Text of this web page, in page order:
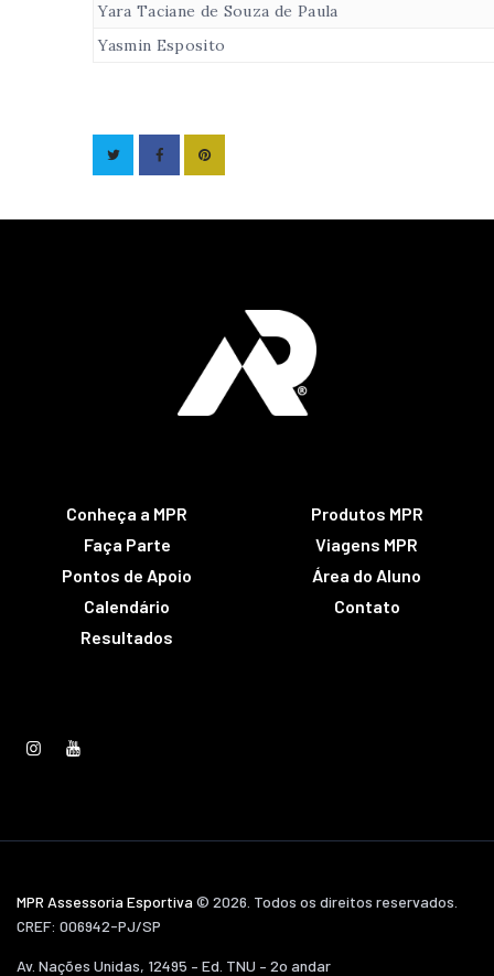
Yara Taciane de Souza de Paula
Yasmin Esposito
Conheça a MPR
Faça Parte
Pontos de Apoio
Calendário
Resultados
Produtos MPR
Viagens MPR
Área do Aluno
Contato
MPR Assessoria Esportiva © 2026. Todos os direitos reservados.
CREF: 006942-PJ/SP
Av. Nações Unidas, 12495 – Ed. TNU – 2o andar